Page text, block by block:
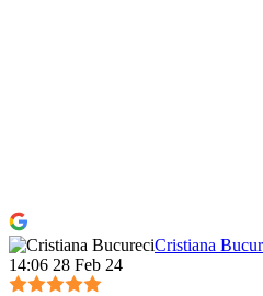
Cristiana
14:06 28 Feb 24